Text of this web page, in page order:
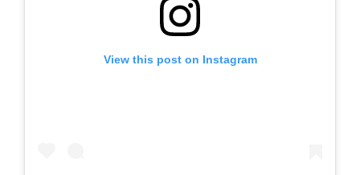
View this post on Instagram